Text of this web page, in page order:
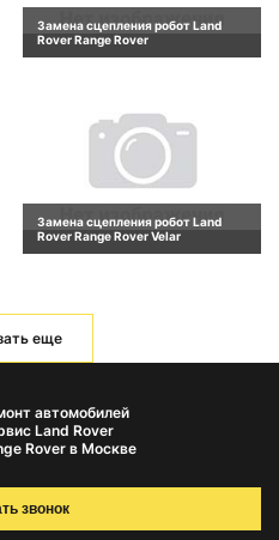
Замена сцепления робот Land
Rover Range Rover
Замена сцепления робот Land
Rover Range Rover Velar
еще
автомобилей
Land Rover
Rover в Москве
звонок